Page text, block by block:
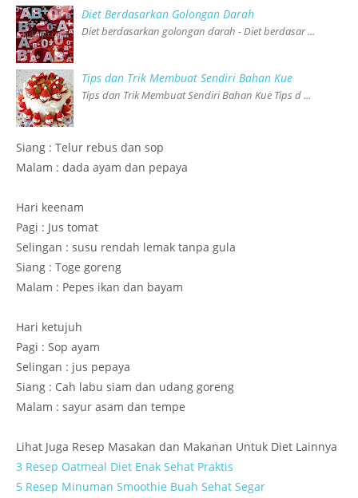
Diet Berdasarkan Golongan Darah
Diet berdasarkan golongan darah - Diet berdasar ...
Tips dan Trik Membuat Sendiri Bahan Kue
Tips dan Trik Membuat Sendiri Bahan Kue Tips d ...
Siang : Telur rebus dan sop
Malam : dada ayam dan pepaya
Hari keenam
Pagi : Jus tomat
Selingan : susu rendah lemak tanpa gula
Siang : Toge goreng
Malam : Pepes ikan dan bayam
Hari ketujuh
Pagi : Sop ayam
Selingan : jus pepaya
Siang : Cah labu siam dan udang goreng
Malam : sayur asam dan tempe
Lihat Juga Resep Masakan dan Makanan Untuk Diet Lainnya
3 Resep Oatmeal Diet Enak Sehat Praktis
5 Resep Minuman Smoothie Buah Sehat Segar